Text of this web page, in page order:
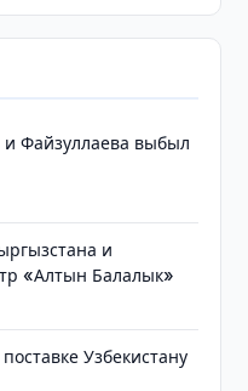
Файзуллаева выбыл
и
«Алтын Балалык»
Узбекистану